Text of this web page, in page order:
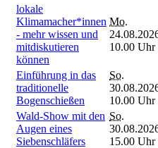
lokale
Klimamacher*innen
- mehr wissen und
mitdiskutieren
können
Mo.
10.00 Uhr
Einführung in das
traditionelle
Bogenschießen
So.
10.00 Uhr
Wald-Show mit den
Augen eines
Siebenschläfers
So.
15.00 Uhr